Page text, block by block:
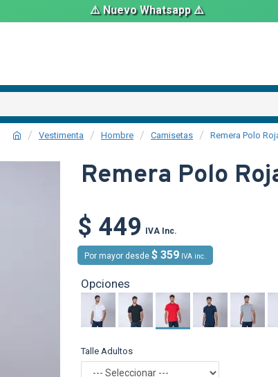
⚠️ Nuevo Whatsapp ⚠️
Vestimenta Hombre Camisetas Remera Polo
Remera Polo
$ 449 IVA Inc.
Por mayor desde $ 359 IVA inc.
Opciones
Talle Adultos
larga con puño